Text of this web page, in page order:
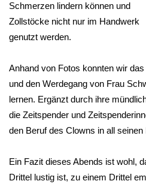
Schmerzen lindern können und
Zollstöcke nicht nur im Handwerk
genutzt werden.
Anhand von Fotos konnten wir
und den Werdegang von Frau
lernen. Ergänzt durch ihre
die Zeitspender und
den Beruf des Clowns in all seinen
Ein Fazit dieses Abends ist wohl,
Drittel lustig ist, zu einem Drittel